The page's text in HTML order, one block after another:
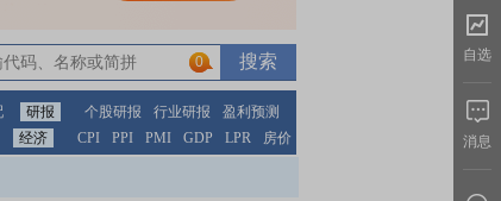
0
0
研报 个股研报 行业研报
盈利预测
经济 CPI PPI PMI GDP LPR 房价
自选
消息